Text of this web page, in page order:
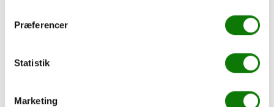
Præferencer
Statistik
Marketing